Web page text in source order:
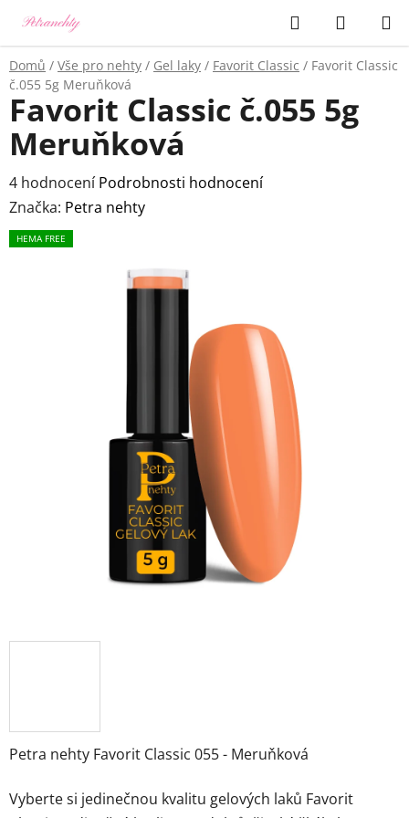
obsah
Hledat
KOŠÍK
Domů / Vše pro nehty / Gel laky / Favorit Classic / Favorit Classic
č.055 5g Meruňková
Petra nehty Favorit Classic 055 - Meruňková
Vyberte si jedinečnou kvalitu gelových laků Favorit
Favorit Classic č.055 5g
Meruňková
Průměrné
hodnocení
produktu
4 hodnocení Podrobnosti hodnocení
Značka: Petra nehty
HEMA FREE